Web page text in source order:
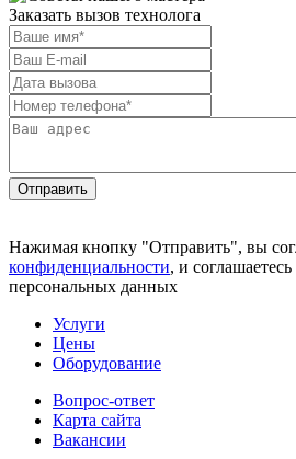
Заказать вызов технолога
Отправить
Нажимая кнопку "Отправить", вы
конфиденциальности, и
персональных данных
Услуги
Цены
Оборудование
Вопрос-ответ
Карта сайта
Вакансии